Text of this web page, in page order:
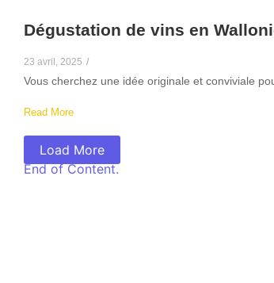
Dégustation de vins en
23 avril, 2025 /
Vous cherchez une idée originale et conviviale
Read More
Load More
End of Content.